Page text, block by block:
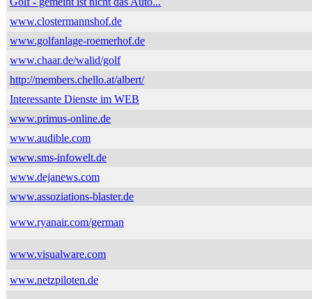
www.clostermannshof.de
www.golfanlage-roemerhof.de
www.chaar.de/walid/golf
http://members.chello.at/albert/
Interessante Dienste im WEB
www.primus-online.de
www.audible.com
www.sms-infowelt.de
www.dejanews.com
www.assoziations-blaster.de
www.ryanair.com/german
www.visualware.com
www.netzpiloten.de